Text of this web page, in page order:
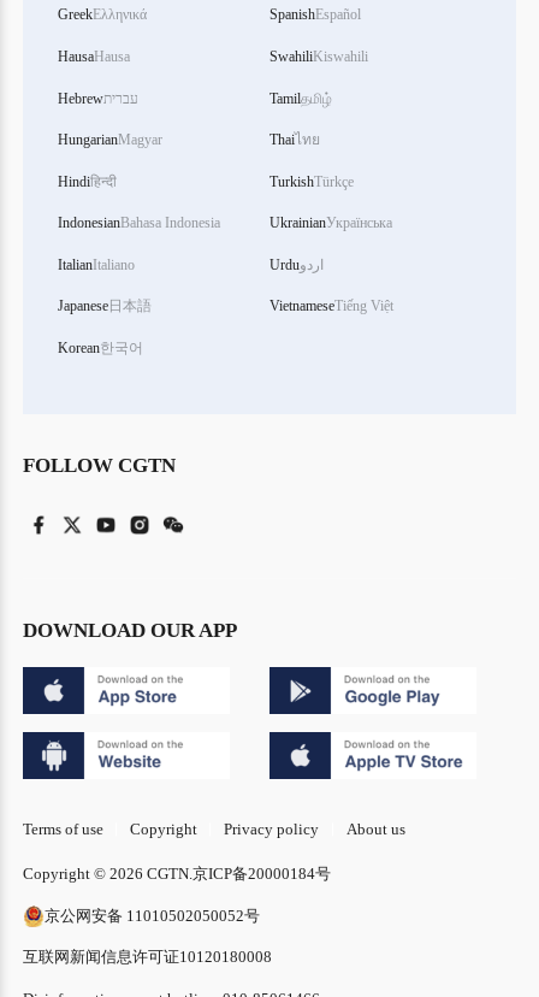
GreekΕλληνικά
HausaHausa
Hebrewעברית
HungarianMagyar
Hindiहिन्दी
IndonesianBahasa Indonesia
ItalianItaliano
Japanese日本語
Korean한국어
SpanishEspañol
SwahiliKiswahili
Tamilதமிழ்
Thaiไทย
TurkishTürkçe
UkrainianУкраїнська
Urduاردو
VietnameseTiếng Việt
FOLLOW CGTN
DOWNLOAD OUR APP
Terms of use Copyright Privacy policy About us
Copyright © 2026 CGTN.京ICP备20000184号
京公网安备 11010502050052号
互联网新闻信息许可证10120180008